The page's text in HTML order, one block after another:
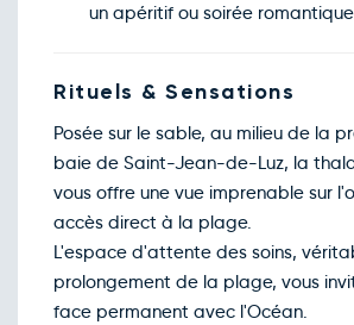
un apéritif ou soirée
Rituels & Sensations
Posée sur le sable, au milieu de la
baie de Saint-Jean-de-Luz, la
vous offre une vue imprenable sur
accès direct à la plage.
L'espace d'attente des soins,
prolongement de la plage, vous
face permanent avec l'Océan.